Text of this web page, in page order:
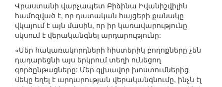
Վրաստանի վարչապետ Բիձինա Իվանիշվիլին
համոզված է, որ դատական հայցերի քանակը
վկայում է այն մասին, որ իր կառավարությունը
սկսում է վերականգնել արդարությունը:
«Մեր հակառակորդների հիստերիկ բողոքները չեն
դադարեցնի այս երկրում տեղի ունեցող
գործընթացները: Մեր գլխավոր խոստումներից
մեկը եղել է արդարության վերականգնումը, ինչն էլ